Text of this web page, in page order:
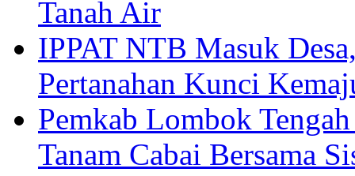
Tanah Air
IPPAT NTB Masuk
Pertanahan Kunci
Pemkab Lombok
Tanam Cabai Bersama